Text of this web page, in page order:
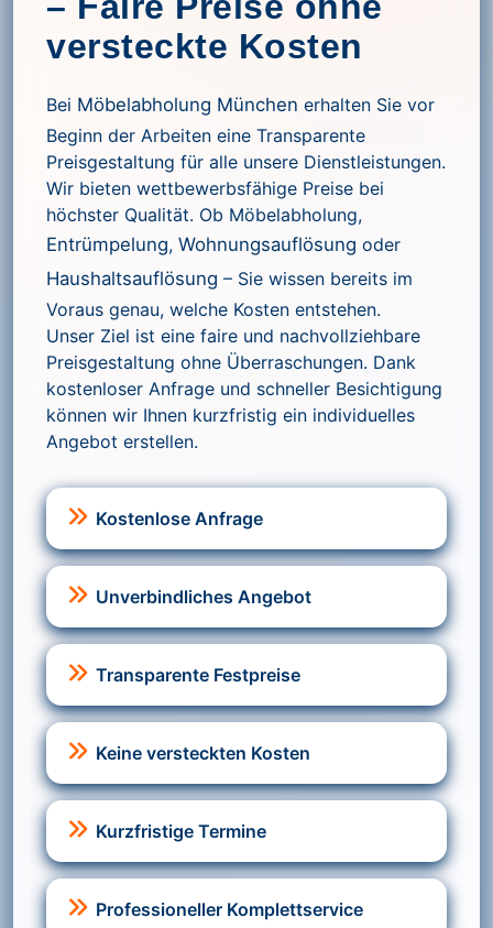
versteckte Kosten
Bei Möbelabholung München erhalten Sie vor
Beginn der Arbeiten eine Transparente
Preisgestaltung für alle unsere Dienstleistungen.
Wir bieten wettbewerbsfähige Preise bei
höchster Qualität. Ob Möbelabholung,
Entrümpelung, Wohnungsauflösung oder
Haushaltsauflösung – Sie wissen bereits im
Voraus genau, welche Kosten entstehen.
Unser Ziel ist eine faire und nachvollziehbare
Preisgestaltung ohne Überraschungen. Dank
kostenloser Anfrage und schneller Besichtigung
können wir Ihnen kurzfristig ein individuelles
Angebot erstellen.
Kostenlose Anfrage
Unverbindliches Angebot
Transparente Festpreise
Keine versteckten Kosten
Kurzfristige Termine
Professioneller Komplettservice